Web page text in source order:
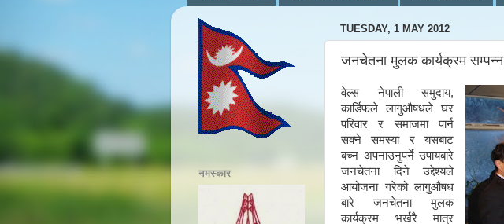
TUESDAY, 1 MAY 2012
जनचेतना मुलक कार्यक्रम सम्पन्न
वेल्स नेपाली समुदाय,
कार्डिफले लागुऔषधले घर
परिवार र समाजमा पार्न
सक्ने समस्या र यसबाट
बच्न अपनाउनुपर्ने उपायबारे
जनचेतना दिने उद्देश्यले
आयोजना गरेको लागुऔषध
बारे जनचेतना मुलक
कार्यक्रम भर्खरै मात्र
नमस्कार